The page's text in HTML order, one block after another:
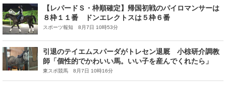
【レパードＳ・枠順確定】帰国初戦のパイロマンサーは
８枠１１番 ドンエレクトスは５枠６番
スポーツ報知 8月7日 10時53分
引退のテイエムスパーダがトレセン退厩 小椋研介調教
師「個性的でかわいい馬。いい子を産んでくれたら」
東スポ競馬 8月7日 10時16分